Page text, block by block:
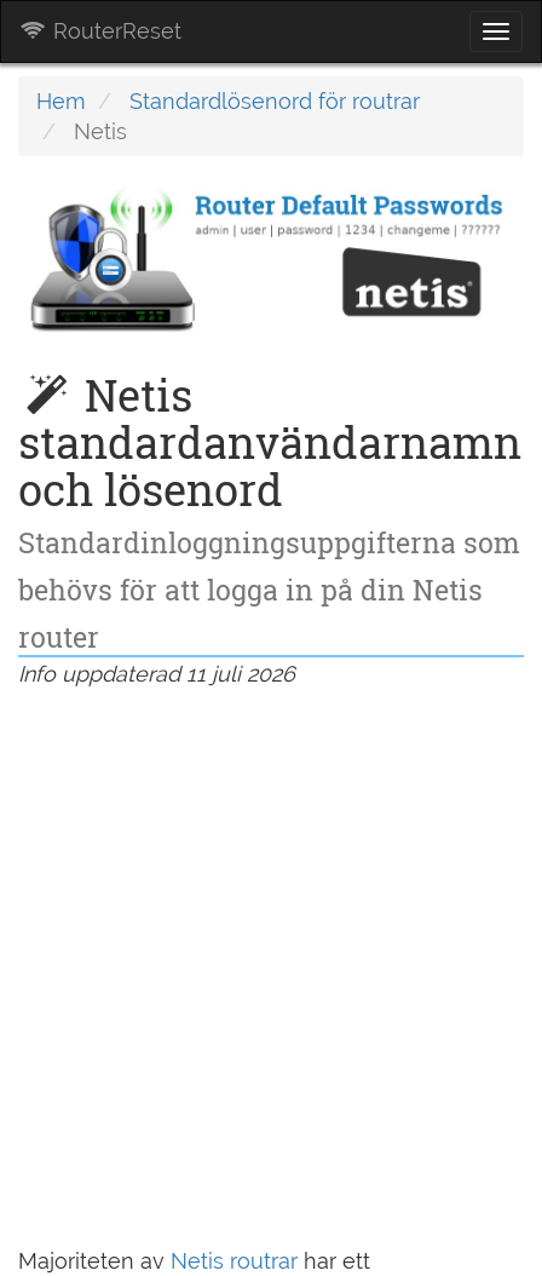
RouterReset
Hem
Standardlösenord för routrar
Netis
Netis
standardanvändarnamn
och lösenord
Standardinloggningsuppgifterna som
behövs för att logga in på din Netis
router
Info uppdaterad 11 juli 2026
Majoriteten av Netis routrar har ett